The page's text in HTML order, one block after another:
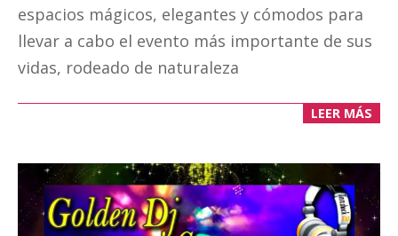
espacios mágicos, elegantes y cómodos para
llevar a cabo el evento más importante de sus
vidas, rodeado de naturaleza
LEER MÁS